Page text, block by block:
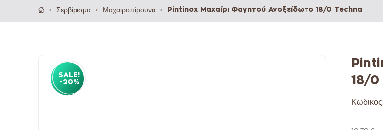
> Σερβίρισμα > Μαχαιροπίρουνα > Pintinox Μαχαίρι Φαγητού Ανοξείδωτο 18/0 Techna
SALE!
-20%
18/0
Κωδικος: